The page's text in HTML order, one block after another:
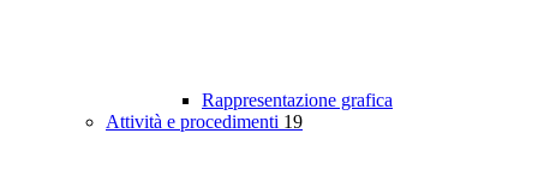
Rappresentazione grafica
Attività e procedimenti 19